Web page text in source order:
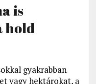
is
hold
gyakrabban
vagy hektárokat, a